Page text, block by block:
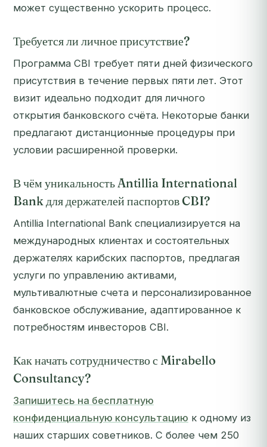
может существенно ускорить процесс.
Требуется ли личное присутствие?
Программа CBI требует пяти дней физического
присутствия в течение первых пяти лет. Этот
визит идеально подходит для личного
открытия банковского счёта. Некоторые банки
предлагают дистанционные процедуры при
условии расширенной проверки.
В чём уникальность Antillia International
Bank для держателей паспортов CBI?
Antillia International Bank специализируется на
международных клиентах и состоятельных
держателях карибских паспортов, предлагая
услуги по управлению активами,
мультивалютные счета и персонализированное
банковское обслуживание, адаптированное к
потребностям инвесторов CBI.
Как начать сотрудничество с Mirabello
Consultancy?
Запишитесь на бесплатную
конфиденциальную консультацию к одному из
наших старших советников. С более чем 250